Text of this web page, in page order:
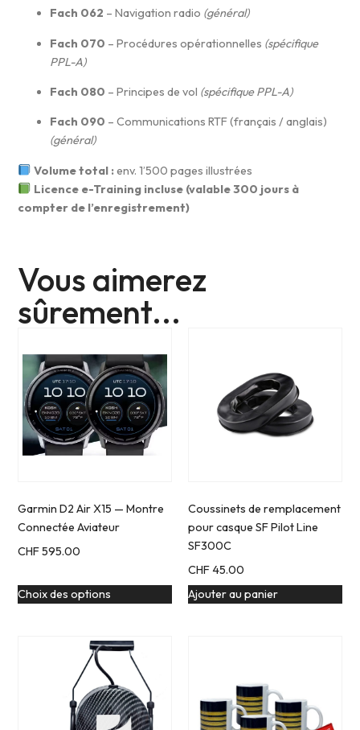
Fach 062 – Navigation radio (général)
Fach 070 – Procédures opérationnelles (spécifique
PPL-A)
Fach 080 – Principes de vol (spécifique PPL-A)
Fach 090 – Communications RTF (français / anglais)
(général)
Volume total :env. 1’500 pages illustrées
Licence e-Training incluse (valable 300 jours à
compter de l’enregistrement)
Vous aimerez
sûrement...
Garmin D2 Air X15 — Montre
Connectée Aviateur
CHF595.00
Choix des options
Coussinets de remplacement
pour casque SF Pilot Line
SF300C
CHF45.00
Ajouter au panier